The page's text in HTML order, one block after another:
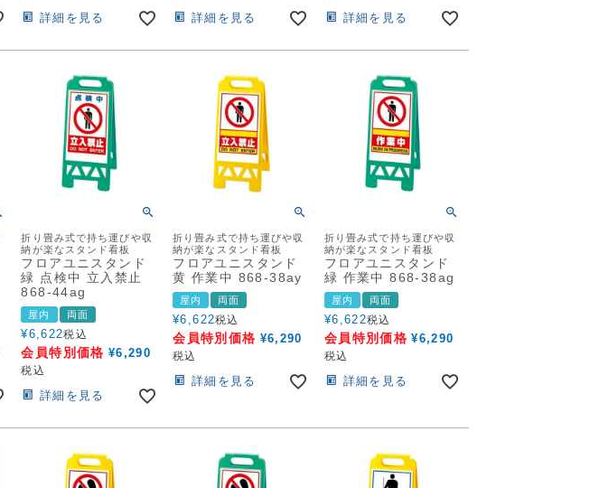
詳細を見る 詳細を見る 詳細を見る
折り畳み式で持ち運びや収
納が楽なスタンド看板
フロアユニスタンド
緑 点検中 立入禁止
868-44ag
屋内 両面
¥6,622税込
会員特別価格 ¥6,290
税込
詳細を見る
折り畳み式で持ち運びや収
納が楽なスタンド看板
フロアユニスタンド
黄 作業中 868-38ay
屋内 両面
¥6,622税込
会員特別価格 ¥6,290
税込
詳細を見る
折り畳み式で持ち運びや収
納が楽なスタンド看板
フロアユニスタンド
緑 作業中 868-38ag
屋内 両面
¥6,622税込
会員特別価格 ¥6,290
税込
詳細を見る